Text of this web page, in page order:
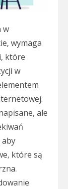
w
wymaga
które
w
ale
które są